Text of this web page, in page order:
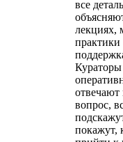
все
лекциях,
практики
Кураторы
вопрос,
покажут,